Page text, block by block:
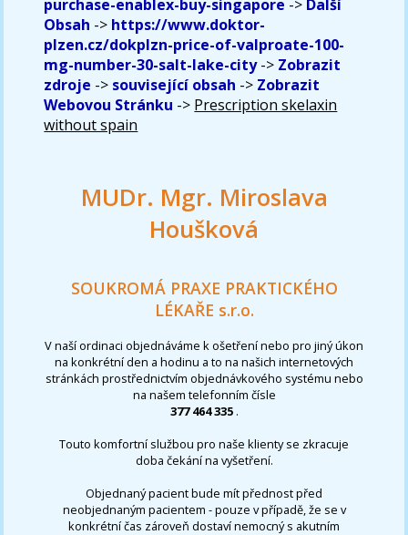
purchase-enablex-buy-singapore -> Další
Obsah -> https://www.doktor-
plzen.cz/dokplzn-price-of-valproate-100-
mg-number-30-salt-lake-city-> Zobrazit
zdroje -> související obsah -> Zobrazit
Webovou Stránku -> Prescription skelaxin
without spain
MUDr. Mgr. Miroslava
Houšková
SOUKROMÁ PRAXE PRAKTICKÉHO
LÉKAŘE s.r.o.
V naší ordinaci objednáváme k ošetření nebo pro jiný úkon
na konkrétní den a hodinu a to na našich internetových
stránkách prostřednictvím objednávkového systému nebo
na našem telefonním čísle
377 464 335 .
Touto komfortní službou pro naše klienty se zkracuje
doba čekání na vyšetření.
Objednaný pacient bude mít přednost před
neobjednaným pacientem - pouze v případě, že se v
konkrétní čas zároveň dostaví nemocný s akutním